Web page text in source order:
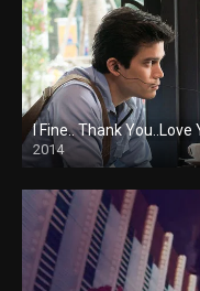
I Fine.. Thank You..Love
2014